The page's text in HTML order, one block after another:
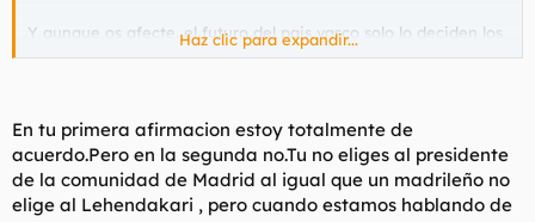
Y aunque os afecte, el futuro del pais vasco solo lo deciden los
vascos, como es logico. Yo no elijo presidentes dela comunidad
Haz clic para expandir...
En tu primera afirmacion estoy totalmente de
acuerdo.Pero en la segunda no.Tu no eliges al presidente
de la comunidad de Madrid al igual que un madrileño no
elige al Lehendakari , pero cuando estamos hablando de